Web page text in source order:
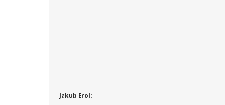
Jakub Erol: